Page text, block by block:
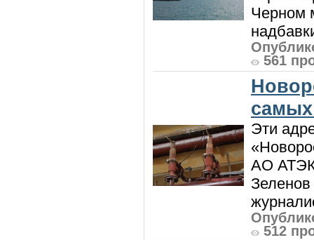
Черном
561
Эти
АО АТЭК
Зеленов
512